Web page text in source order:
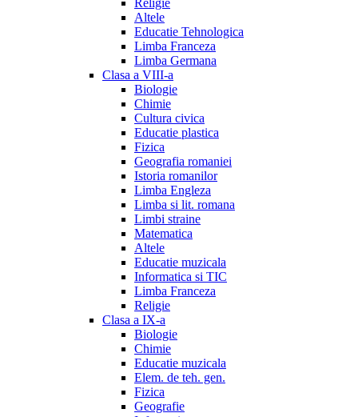
Religie
Altele
Educatie Tehnologica
Limba Franceza
Limba Germana
Clasa a VIII-a
Biologie
Chimie
Cultura civica
Educatie plastica
Fizica
Geografia romaniei
Istoria romanilor
Limba Engleza
Limba si lit. romana
Limbi straine
Matematica
Altele
Educatie muzicala
Informatica si TIC
Limba Franceza
Religie
Clasa a IX-a
Biologie
Chimie
Educatie muzicala
Elem. de teh. gen.
Fizica
Geografie